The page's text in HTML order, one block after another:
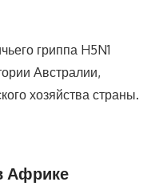
гриппа H5N1
Австралии,
хозяйства страны.
Африке